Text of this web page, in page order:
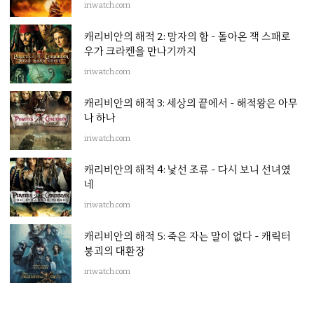
iriwatch.com
캐리비안의 해적 2: 망자의 함 - 돌아온 잭 스패로
우가 크라켄을 만나기까지
iriwatch.com
캐리비안의 해적 3: 세상의 끝에서 - 해적왕은 아무
나 하나
iriwatch.com
캐리비안의 해적 4: 낯선 조류 - 다시 보니 선녀였
네
iriwatch.com
캐리비안의 해적 5: 죽은 자는 말이 없다 - 캐릭터
붕괴의 대환장
iriwatch.com